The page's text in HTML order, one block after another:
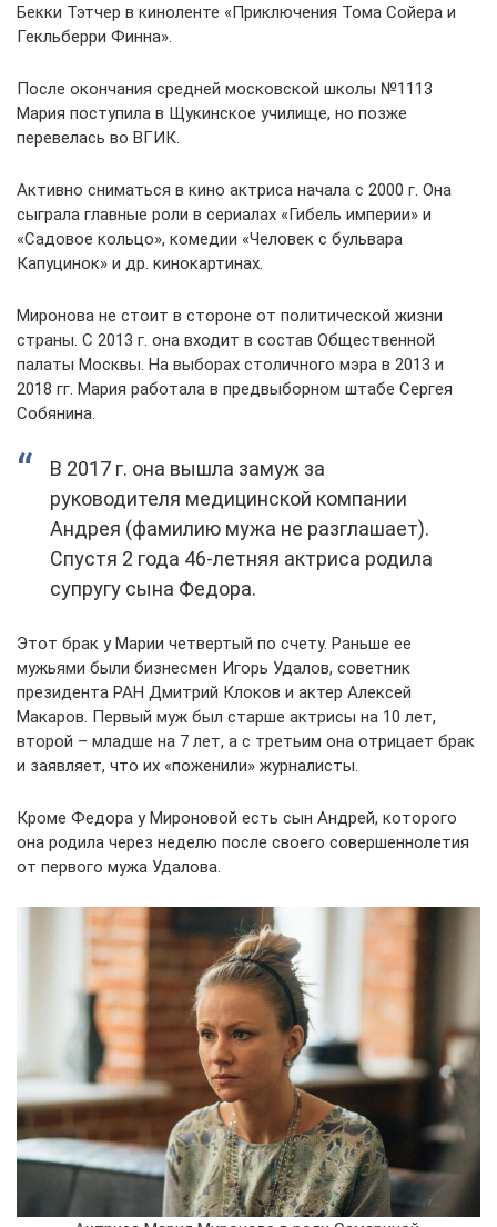
Бекки Тэтчер в киноленте «Приключения Тома Сойера и
Гекльберри Финна».
После окончания средней московской школы №1113
Мария поступила в Щукинское училище, но позже
перевелась во ВГИК.
Активно сниматься в кино актриса начала с 2000 г. Она
сыграла главные роли в сериалах «Гибель империи» и
«Садовое кольцо», комедии «Человек с бульвара
Капуцинок» и др. кинокартинах.
Миронова не стоит в стороне от политической жизни
страны. С 2013 г. она входит в состав Общественной
палаты Москвы. На выборах столичного мэра в 2013 и
2018 гг. Мария работала в предвыборном штабе Сергея
Собянина.
В 2017 г. она вышла замуж за
руководителя медицинской компании
Андрея (фамилию мужа не разглашает).
Спустя 2 года 46-летняя актриса родила
супругу сына Федора.
Этот брак у Марии четвертый по счету. Раньше ее
мужьями были бизнесмен Игорь Удалов, советник
президента РАН Дмитрий Клоков и актер Алексей
Макаров. Первый муж был старше актрисы на 10 лет,
второй – младше на 7 лет, а с третьим она отрицает брак
и заявляет, что их «поженили» журналисты.
Кроме Федора у Мироновой есть сын Андрей, которого
она родила через неделю после своего совершеннолетия
от первого мужа Удалова.